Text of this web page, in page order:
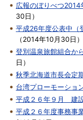
広報のぼりべつ2014
30日 ）
平成26年度公表中（
（2014年10月30日 ）
登別温泉旅館組合か
日 ）
秋季北海道市長会定
台湾プローモーショ
平成２６年９月 建
平成２６年度事務事